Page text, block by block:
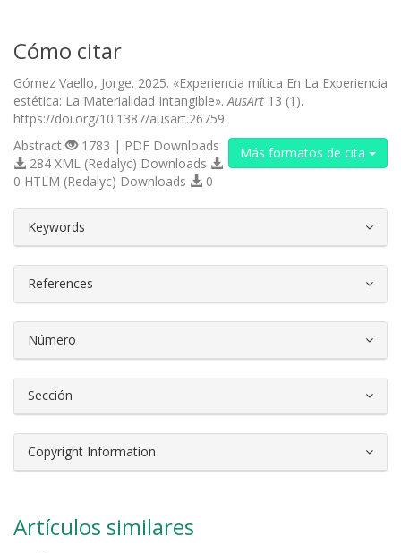
Cómo citar
Gómez Vaello, Jorge. 2025. «Experiencia mítica En La Experiencia
estética: La Materialidad Intangible».AusArt 13 (1).
https://doi.org/10.1387/ausart.26759.
Más formatos de cita
Abstract
1783 | PDF Downloads
284 XML (Redalyc) Downloads
0 HTLM (Redalyc) Downloads
0
Keywords
References
Número
Sección
Copyright Information
Artículos similares